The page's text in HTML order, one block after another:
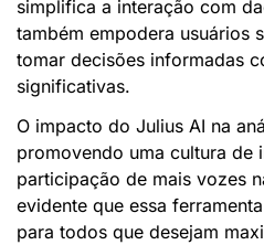
simplifica a interação com
também empodera usuários
tomar decisões informadas
significativas.
O impacto do Julius AI na
promovendo uma cultura de
participação de mais vozes
evidente que essa
para todos que desejam